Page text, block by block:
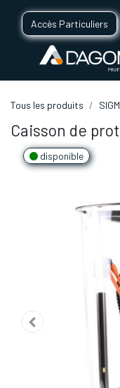
Accès Particuliers
Tous les produits
Caisson de
disponible